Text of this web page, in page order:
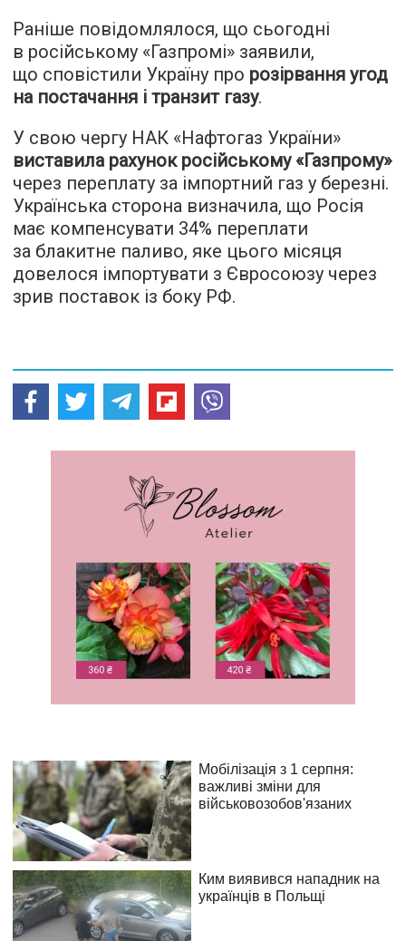
Раніше повідомлялося, що сьогодні
в російському «Газпромі» заявили,
що сповістили Україну про розірвання угод
на постачання і транзит газу.
У свою чергу НАК «Нафтогаз України»
виставила рахунок російському «Газпрому»
через переплату за імпортний газ у березні.
Українська сторона визначила, що Росія
має компенсувати 34% переплати
за блакитне паливо, яке цього місяця
довелося імпортувати з Євросоюзу через
зрив поставок із боку РФ.